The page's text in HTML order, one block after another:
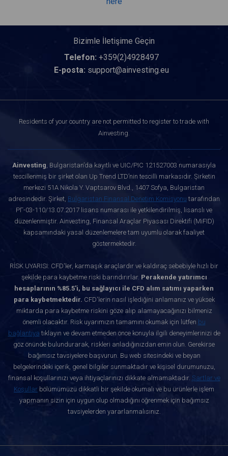
Bizimle İletişime Geçin
Telefon: +359(2)4928497
E-posta: support@ainvesting.eu
Residents of your country are not permitted to register to trade with
Ainvesting.
Ainvesting, Bulgaristan’da kayıtlı ve UIC/PIC 121527003 numarasıyla
tescillenmiş bir şirket olan Up Trend LTD’nin tescilli markasıdır. Şirketin
merkezi 51A Nikola Y. Vaptsarov Blvd., 1407 Sofya, Bulgaristan
adresindedir. Şirket, Bulgaristan Finansal Denetim Komisyonu tarafından
РГ-03-110/13.07.2017 lisans numarası ile yetkilendirilmiş, lisanslı ve
düzenlenmiştir. Ainvesting, Finansal Araçlar Piyasası Direktifi (MiFID)
kapsamındaki yasal düzenlemelere tam uyumlu olarak faaliyet
göstermektedir.
RİSK UYARISI: CFD'ler, karmaşık araçlardır ve kaldıraç sebebiyle hızlı bir
şekilde para kaybetme riski barındırırlar. Perakende yatırımcı
hesaplarının %85.5'i, bu sağlayıcı ile CFD alım satımı yaparken
para kaybetmektedir. CFD'lerin nasıl işlediğini anlamanız ve yüksek
miktarda para kaybetme riskini göze alıp alamayacağınızı bilmeniz
önemli olacaktır. Risk uyarımızın tamamını okumak için lütfen bu
bağlantıya tıklayın ve devam etmeden önce konuyla ilgili deneyimlerinizi de
göz önünde bulundurarak, riskleri anladığınızdan emin olun. Gerekirse
bağımsız tavsiyelere başvurun. Bu web sitesindeki ve beyan
belgelerindeki içerik, genel bilgiler sunmaktadır ve kişisel durumunuzu,
finansal koşullarınızı veya ihtiyaçlarınızı dikkate almamaktadır. Şartlar ve
Koşullar bölümümüzü dikkatli bir şekilde okumalı ve bu ürünlerle işlem
yapmanın sizin için uygun olup olmadığını öğrenmek için bağımsız
tavsiyelerden yararlanmalısınız.